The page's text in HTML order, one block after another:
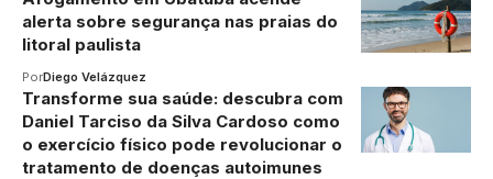
alerta sobre segurança nas praias do
litoral paulista
PorDiego Velázquez
Transforme sua saúde: descubra com
Daniel Tarciso da Silva Cardoso como
o exercício físico pode revolucionar o
tratamento de doenças autoimunes